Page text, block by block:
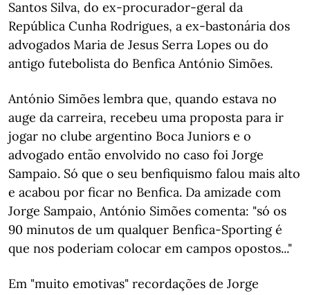
Santos Silva, do ex-procurador-geral da
República Cunha Rodrigues, a ex-bastonária dos
advogados Maria de Jesus Serra Lopes ou do
antigo futebolista do Benfica António Simões.
António Simões lembra que, quando estava no
auge da carreira, recebeu uma proposta para ir
jogar no clube argentino Boca Juniors e o
advogado então envolvido no caso foi Jorge
Sampaio. Só que o seu benfiquismo falou mais alto
e acabou por ficar no Benfica. Da amizade com
Jorge Sampaio, António Simões comenta: "só os
90 minutos de um qualquer Benfica-Sporting é
que nos poderiam colocar em campos opostos..."
Em "muito emotivas" recordações de Jorge